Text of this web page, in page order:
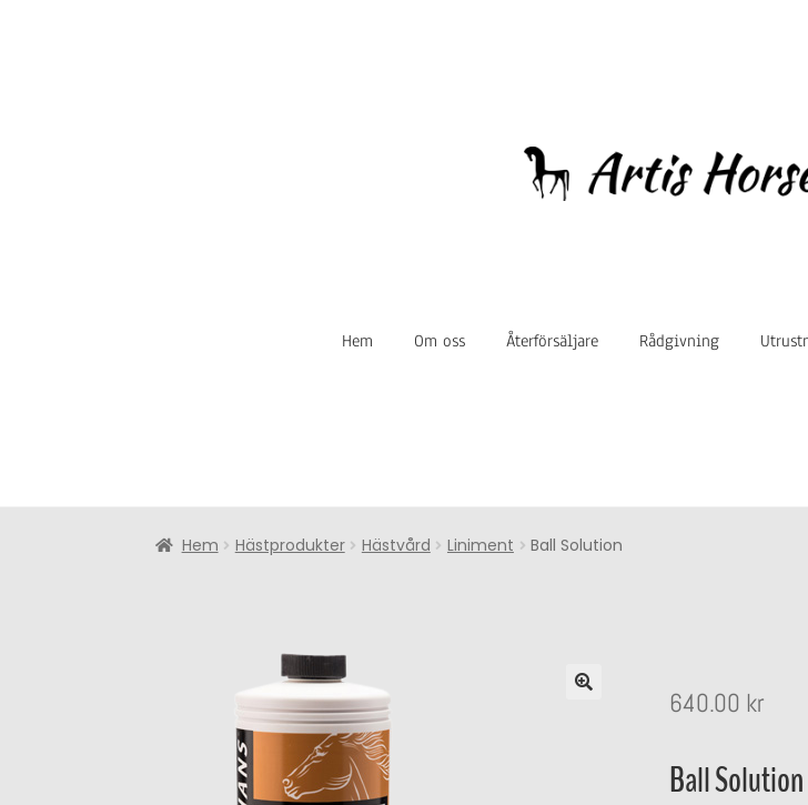
Hoppa
Hoppa
Hem Om oss Återförsäljare Rådgivning
Hem Hästprodukter Hästvård Liniment Ball Solution
640.00 kr
Ball Solution